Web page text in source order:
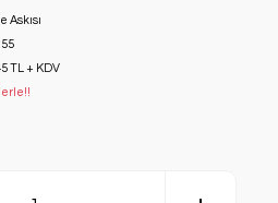
Askısı
TL + KDV